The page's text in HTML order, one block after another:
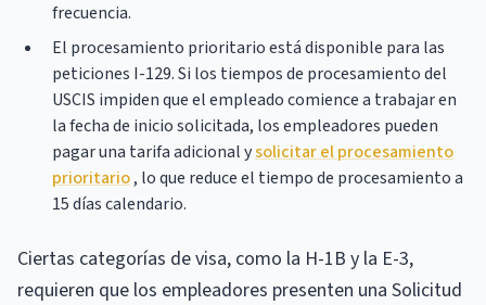
frecuencia.
El procesamiento prioritario está disponible para las
peticiones I-129. Si los tiempos de procesamiento del
USCIS impiden que el empleado comience a trabajar en
la fecha de inicio solicitada, los empleadores pueden
pagar una tarifa adicional ysolicitar el procesamiento
prioritario, lo que reduce el tiempo de procesamiento a
15 días calendario.
Ciertas categorías de visa, como la H-1B y la E-3,
requieren que los empleadores presenten una Solicitud